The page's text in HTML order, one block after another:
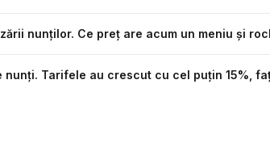
nunților. Ce preț are acum un meniu și
Tarifele au crescut cu cel puțin 15%,